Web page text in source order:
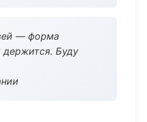
— форма
держится. Буду